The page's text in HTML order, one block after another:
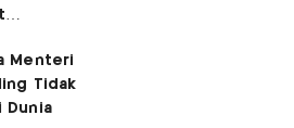
Menteri
Tidak
Dunia